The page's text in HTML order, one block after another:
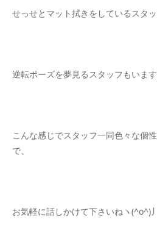
せっせとマット拭きをしているスタッ
逆転ポーズを夢見るスタッフもいま
こんな感じでスタッフ一同色々な個
で、
お気軽に話しかけて下さいねヽ(^o^)丿